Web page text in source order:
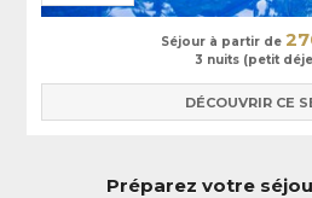
Séjour à partir de
3 nuits (petit
DÉCOUVRIR CE
Préparez votre